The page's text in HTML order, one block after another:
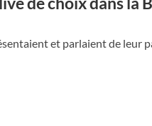
et parlaient de leur